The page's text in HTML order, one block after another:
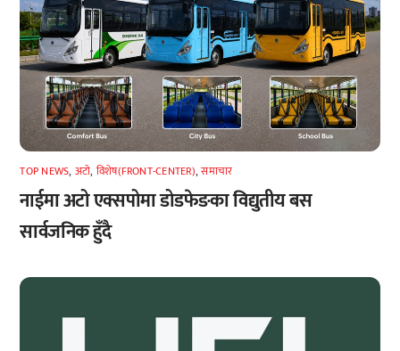
TOP NEWS, अटाे, विशेष(FRONT-CENTER),समाचार
नाईमा अटो एक्सपोमा डोडफेङका विद्युतीय बस
सार्वजनिक हुँदै